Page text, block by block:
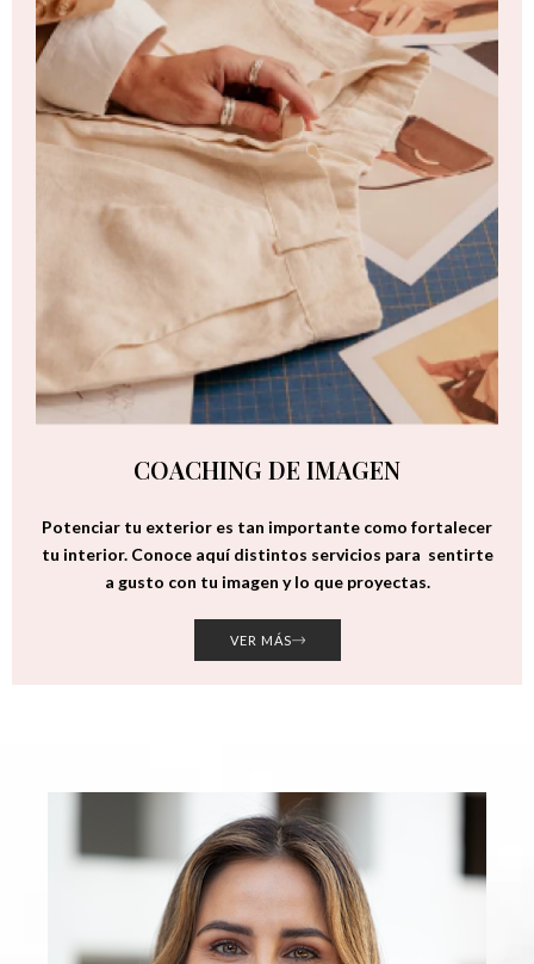
COACHING DE IMAGEN
Potenciar tu exterior es tan importante como fortalecer
tu interior. Conoce aquí distintos servicios para sentirte
a gusto con tu imagen y lo que proyectas.
VER MÁS